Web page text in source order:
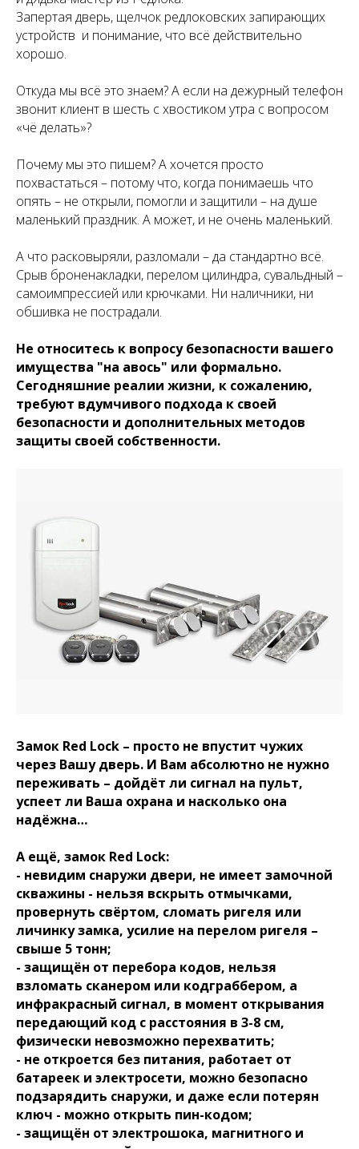
Запертая дверь, щелчок редлоковских запирающих
устройств и понимание, что всё действительно
хорошо.
Откуда мы всё это знаем? А если на дежурный телефон
звонит клиент в шесть с хвостиком утра с вопросом
«чё делать»?
Почему мы это пишем? А хочется просто
похвастаться – потому что, когда понимаешь что
опять – не открыли, помогли и защитили – на душе
маленький праздник. А может, и не очень маленький.
А что расковыряли, разломали – да стандартно всё.
Срыв броненакладки, перелом цилиндра, сувальдный –
самоимпрессией или крючками. Ни наличники, ни
обшивка не пострадали.
Не относитесь к вопросу безопасности вашего
имущества "на авось" или формально.
Сегодняшние реалии жизни, к сожалению,
требуют вдумчивого подхода к своей
безопасности и дополнительных методов
защиты своей собственности.
Замок Red Lock – просто не впустит чужих
через Вашу дверь. И Вам абсолютно не нужно
переживать – дойдёт ли сигнал на пульт,
успеет ли Ваша охрана и насколько она
надёжна…
А ещё, замок Red Lock:
- невидим снаружи двери, не имеет замочной
скважины - нельзя вскрыть отмычками,
провернуть свёртом, сломать ригеля или
личинку замка, усилие на перелом ригеля –
свыше 5 тонн;
- защищён от перебора кодов, нельзя
взломать сканером или кодграббером, а
инфракрасный сигнал, в момент открывания
передающий код с расстояния в 3-8 см,
физически невозможно перехватить;
- не откроется без питания, работает от
батареек и электросети, можно безопасно
подзарядить снаружи, и даже если потерян
ключ - можно открыть пин-кодом;
- защищён от электрошока, магнитного и